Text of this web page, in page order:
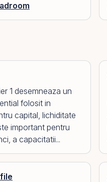
1 desemneaza un
folosit in
capital, lichiditate
important pentru
a capacitatii...